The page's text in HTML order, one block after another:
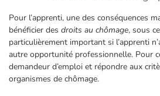
Pour l’apprenti, une des conséquences
bénéficier des droits au chômage, sous
particulièrement important si l’apprenti
autre opportunité professionnelle. Pour
demandeur d’emploi et répondre aux
organismes de chômage.